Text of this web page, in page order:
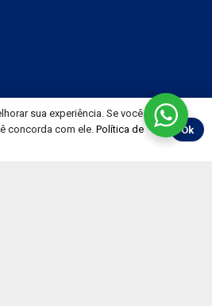
sua experiência. Se você
concorda com ele. Política de
Ok